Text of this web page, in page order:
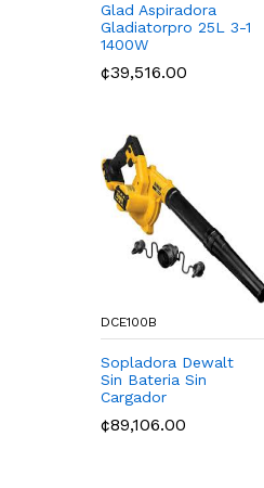
Glad Aspiradora
Gladiatorpro 25L 3-1
1400W
¢39,516.00
DCE100B
Sopladora Dewalt
Sin Bateria Sin
Cargador
¢89,106.00